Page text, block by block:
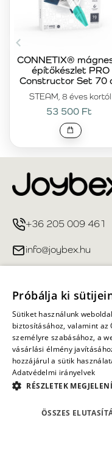
STEAM, 8 éves kortól
CONNETIX®
építőkészlet PRO
Constructor Set 70
53 500 Ft
+36 205 009 461
info@joybex.hu
Fiókom
Információ
Minden jog
Próbálja ki
Sütiket használunk
biztosításához, valamint
személyre szabásához, a
vásárlási élmény
hozzájárul a sütik
Adatvédelmi irányelvek
RÉSZLETEK
ÖSSZES